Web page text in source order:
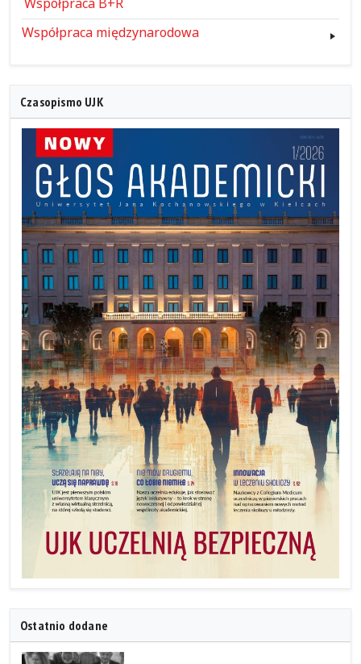
Współpraca międzynarodowa
Czasopismo UJK
Ostatnio dodane